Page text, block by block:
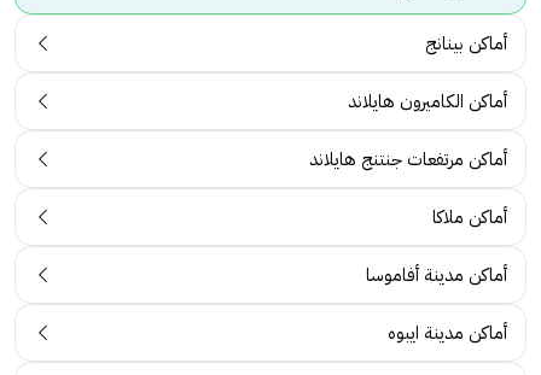
أماكن بينانج
أماكن الكاميرون هايلاند
أماكن مرتفعات جنتنج هايلاند
أماكن ملاكا
أماكن مدينة أفاموسا
أماكن مدينة ايبوه